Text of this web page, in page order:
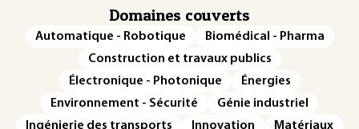
Domaines couverts
Automatique - Robotique
Biomédical - Pharma
Construction et travaux publics
Électronique - Photonique
Énergies
Environnement - Sécurité
Génie industriel
Ingénierie des transports
Innovation
Matériaux